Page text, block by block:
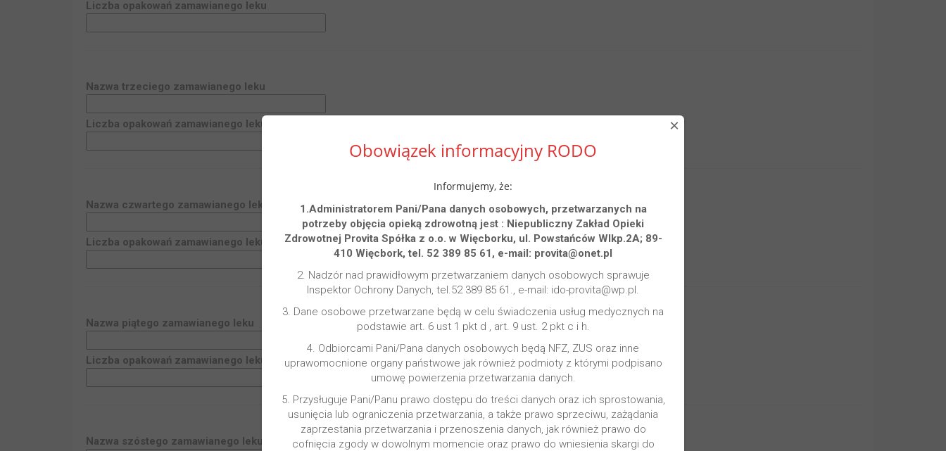
Liczba opakowań zamawianego leku
Nazwa trzeciego zamawianego leku
Liczba opakowań zamawianego leku
Nazwa czwartego zamawianego leku
Liczba opakowań zamawianego leku
Nazwa piątego zamawianego leku
Liczba opakowań zamawianego leku
Nazwa szóstego zamawianego leku
Obowiązek informacyjny RODO
Informujemy, że:
1.Administratorem Pani/Pana danych osobowych, przetwarzanych na
potrzeby objęcia opieką zdrowotną jest : Niepubliczny Zakład Opieki
Zdrowotnej Provita Spółka z o.o. w Więcborku, ul. Powstańców Wlkp.2A; 89-
410 Więcbork, tel. 52 389 85 61, e-mail: provita@onet.pl
2. Nadzór nad prawidłowym przetwarzaniem danych osobowych sprawuje
Inspektor Ochrony Danych, tel.52 389 85 61., e-mail: ido-provita@wp.pl.
3. Dane osobowe przetwarzane będą w celu świadczenia usług medycznych na
podstawie art. 6 ust 1 pkt d , art. 9 ust. 2 pkt c i h.
4. Odbiorcami Pani/Pana danych osobowych będą NFZ, ZUS oraz inne
uprawomocnione organy państwowe jak również podmioty z którymi podpisano
umowę powierzenia przetwarzania danych.
5. Przysługuje Pani/Panu prawo dostępu do treści danych oraz ich sprostowania,
usunięcia lub ograniczenia przetwarzania, a także prawo sprzeciwu, zażądania
zaprzestania przetwarzania i przenoszenia danych, jak również prawo do
cofnięcia zgody w dowolnym momencie oraz prawo do wniesienia skargi do
×